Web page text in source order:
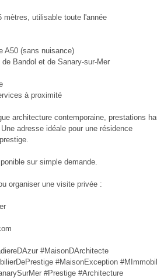
mètres, utilisable toute l'année
A50 (sans nuisance)
Bandol et de Sanary-sur-Mer
à proximité
architecture contemporaine, prestations
adresse idéale pour une résidence
sur simple demande.
organiser une visite privée :
#MaisonDArchitecte
#MaisonException
#Prestige #Architecture